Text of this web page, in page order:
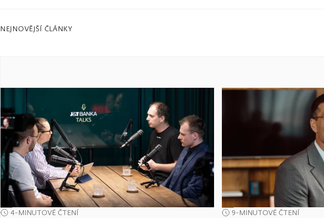
NEJNOVĚJŠÍ ČLÁNKY
4-MINUTOVÉ ČTENÍ 9-MINUTOVÉ ČTENÍ